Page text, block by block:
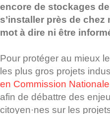
encore de stockages
s’installer près de
mot à dire ni être
Pour protéger au mieux
les plus gros projets
en Commission
afin de débattre des
citoyen·nes sur les